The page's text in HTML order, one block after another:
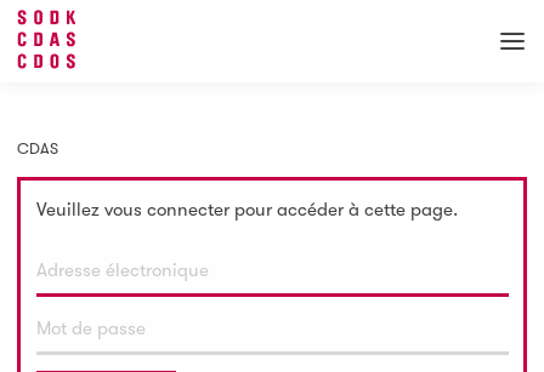
CDAS
Veuillez vous connecter pour accéder à cette page.